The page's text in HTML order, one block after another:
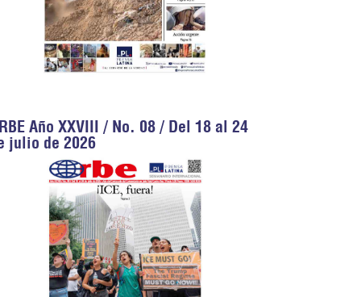
Año XXVIII / No. 08 / Del 18 al 24
julio de 2026